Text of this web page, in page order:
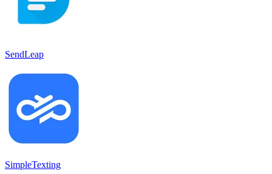
SendLeap
SimpleTexting